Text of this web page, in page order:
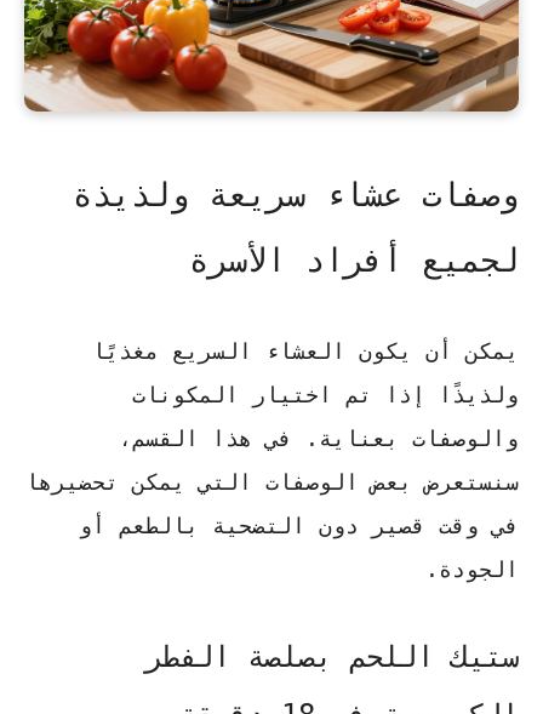
وصفات عشاء سريعة ولذيذة
لجميع أفراد الأسرة
يمكن أن يكون العشاء السريع مغذيًا
ولذيذًا إذا تم اختيار المكونات
والوصفات بعناية. في هذا القسم،
سنستعرض بعض الوصفات التي يمكن تحضيرها
في وقت قصير دون التضحية بالطعم أو
الجودة.
ستيك اللحم بصلصة الفطر